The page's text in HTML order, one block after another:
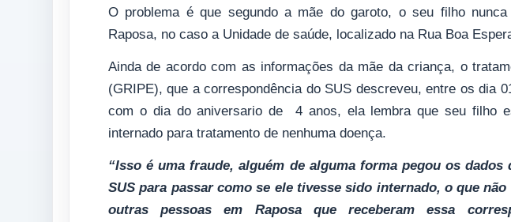
O problema é que segundo a mãe do garoto, o seu filho
Raposa, no caso a Unidade de saúde, localizado na Rua Boa
Ainda de acordo com as informações da mãe da criança, o
(GRIPE), que a correspondência do SUS descreveu, entre os dia
com o dia do aniversario de 4 anos, ela lembra que seu filho
internado para tratamento de nenhuma doença.
“Isso é uma fraude, alguém de alguma forma pegou os
SUS para passar como se ele tivesse sido internado, o que
outras pessoas em Raposa que receberam essa